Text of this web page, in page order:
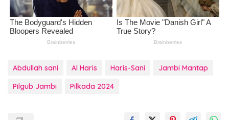
Abdullah sani Al Haris Haris-Sani
Jambi Mantap
Pilgub Jambi
Pilkada 2024